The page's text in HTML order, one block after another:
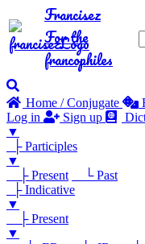
Francisez
For the
francophiles
Home / Conjugate
Log in
Sign up
▼
├ Participles
▼
├ Present
└ Past
├ Indicative
▼
├ Present
▼